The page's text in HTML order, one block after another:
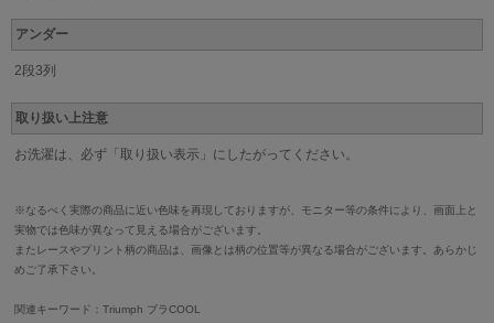
アンダー
2段3列
取り扱い上注意
お洗濯は、必ず「取り扱い表示」にしたがってください。
※なるべく実際の商品に近い色味を再現しておりますが、モニター等の条件により、画面上と
実物では色味が異なって見える場合がございます。
またレースやプリント柄の商品は、画像とは柄の位置等が異なる場合がございます。あらかじ
めご了承下さい。
関連キーワード：Triumph ブラCOOL